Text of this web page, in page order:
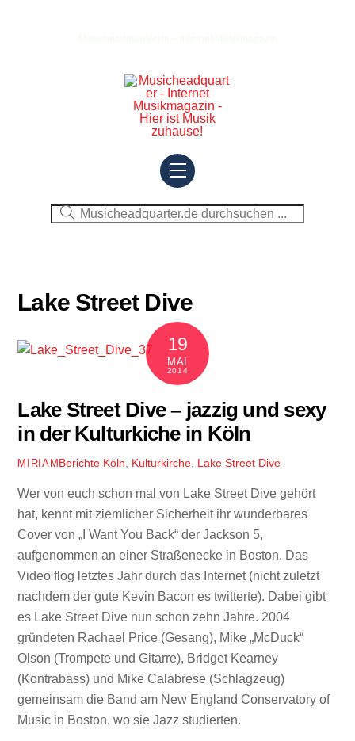
Menu
Lake Street Dive
19
MAI
2014
Lake Street Dive – jazzig und sexy
in der Kulturkiche in Köln
MIRIAMBerichte Köln Kulturkirche Lake Street Dive
Wer von euch schon mal von Lake Street Dive gehört
hat, kennt mit ziemlicher Sicherheit ihr wunderbares
Cover von „I Want You Back“ der Jackson 5,
aufgenommen an einer Straßenecke in Boston. Das
Video flog letztes Jahr durch das Internet (nicht zuletzt
nachdem der gute Kevin Bacon es twitterte). Dabei gibt
es Lake Street Dive nun schon zehn Jahre. 2004
gründeten Rachael Price (Gesang), Mike „McDuck“
Olson (Trompete und Gitarre), Bridget Kearney
(Kontrabass) und Mike Calabrese (Schlagzeug)
gemeinsam die Band am New England Conservatory of
Music in Boston, wo sie Jazz studierten.